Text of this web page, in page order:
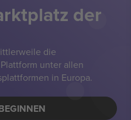
der
die
unter allen
in Europa.